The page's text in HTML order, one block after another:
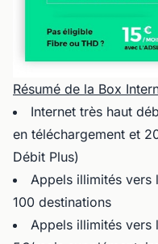
Résumé de la Box
Internet très haut
en téléchargement et
Débit Plus)
Appels illimités vers
100 destinations
Appels illimités vers